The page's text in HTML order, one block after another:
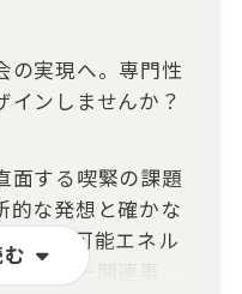
の実現へ。専門性
インしませんか？
面する喫緊の課題
的な発想と確かな
。再生可能エネル
ネルギー関連事